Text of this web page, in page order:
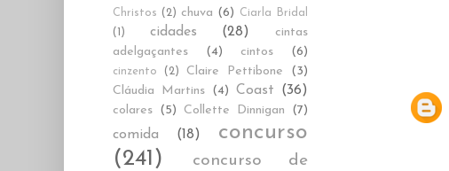
Christos (2) chuva (6)
Ciarla Bridal
(1)
cidades (28)
cintas
adelgaçantes
(4) cintos (6)
cinzento (2) Claire Pettibone
(3)
Cláudia Martins (4) Coast (36)
colares (5) Collette Dinnigan (7)
comida (18)
concurso
(241)
concurso de